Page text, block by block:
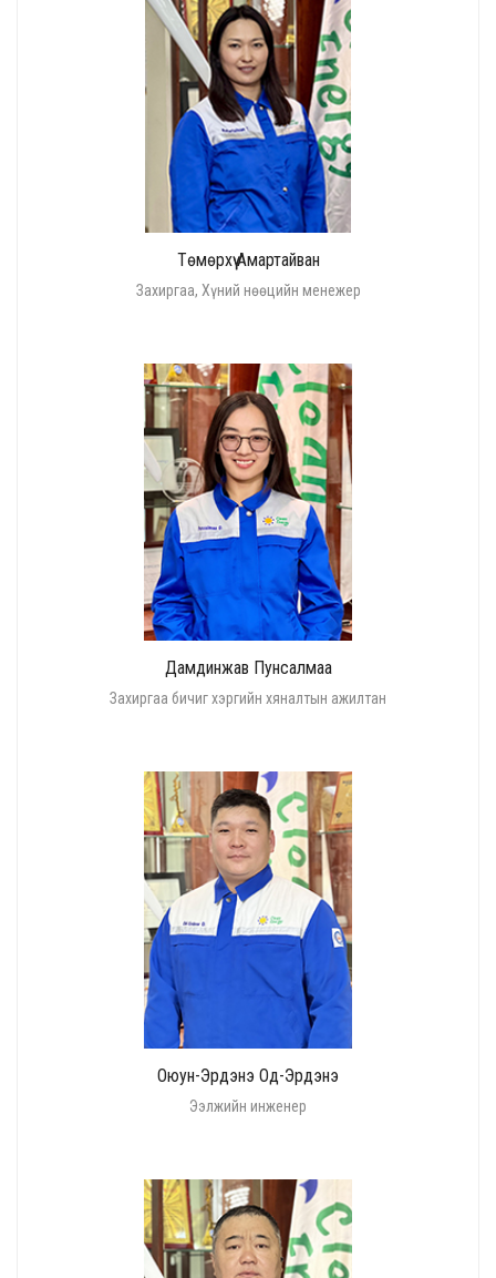
Төмөрхүү Амартайван
Захиргаа, Хүний нөөцийн менежер
Дамдинжав Пунсалмаа
Захиргаа бичиг хэргийн хяналтын ажилтан
Оюун-Эрдэнэ Од-Эрдэнэ
Ээлжийн инженер